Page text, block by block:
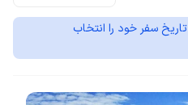
سفر خود را انتخاب